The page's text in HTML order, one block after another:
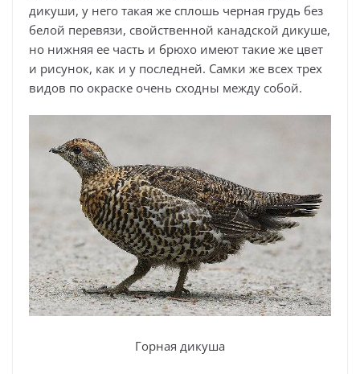
дикуши, у него такая же сплошь черная грудь без
белой перевязи, свойственной канадской дикуше,
но нижняя ее часть и брюхо имеют такие же цвет
и рисунок, как и у последней. Самки же всех трех
видов по окраске очень сходны между собой.
Горная дикуша